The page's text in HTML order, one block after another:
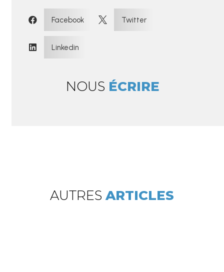
 Facebook  Twitter
 Linkedin
NOUS ÉCRIRE
AUTRESARTICLES